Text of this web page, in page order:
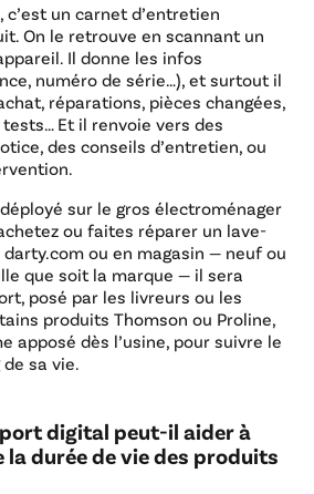
un carnet d’entretien
On le retrouve en scannant un
Il donne les infos
numéro de série…), et surtout il
réparations, pièces changées,
Et il renvoie vers des
des conseils d’entretien, ou
sur le gros électroménager
ou faites réparer un lave-
ou en magasin — neuf ou
que soit la marque — il sera
posé par les livreurs ou les
produits Thomson ou Proline,
apposé dès l’usine, pour suivre le
sa vie.
digital peut-il aider à
la durée de vie des produits